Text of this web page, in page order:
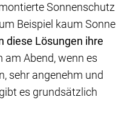
Sonnenschutz
Beispiel kaum Sonne
diese Lösungen ihre
am Abend, wenn es
sehr angenehm und
es grundsätzlich